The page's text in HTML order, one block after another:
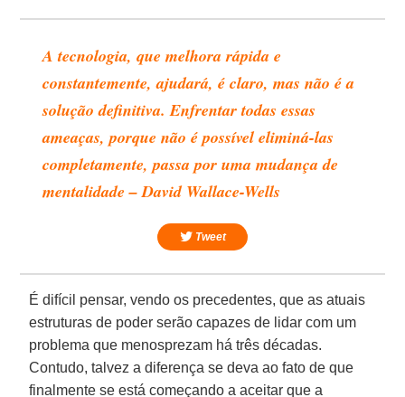
A tecnologia, que melhora rápida e
constantemente, ajudará, é claro, mas não é a
solução definitiva. Enfrentar todas essas
ameaças, porque não é possível eliminá-las
completamente, passa por uma mudança de
mentalidade – David Wallace-Wells
Tweet
É difícil pensar, vendo os precedentes, que as atuais
estruturas de poder serão capazes de lidar com um
problema que menosprezam há três décadas.
Contudo, talvez a diferença se deva ao fato de que
finalmente se está começando a aceitar que a